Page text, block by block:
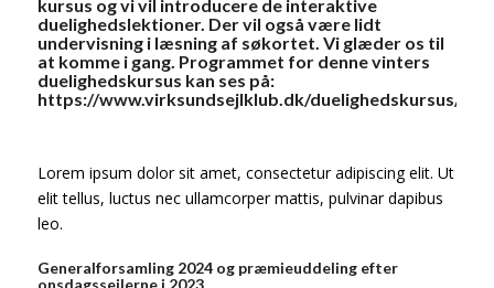
kursus og vi vil introducere de interaktive
duelighedslektioner. Der vil også være lidt
undervisning i læsning af søkortet. Vi glæder os til
at komme i gang. Programmet for denne vinters
duelighedskursus kan ses på:
https://www.virksundsejlklub.dk/duelighedskursus/
Lorem ipsum dolor sit amet, consectetur adipiscing elit. Ut
elit tellus, luctus nec ullamcorper mattis, pulvinar dapibus
leo.
Generalforsamling 2024 og præmieuddeling efter
onsdagssejlerne i 2023